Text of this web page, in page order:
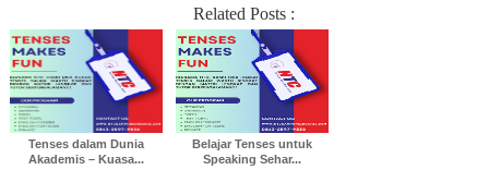
b
o
o
k
t
r
s
A
p
p
k
e
d
I
n
Related Posts :
Tenses dalam Dunia
Akademis – Kuasa...
Belajar Tenses untuk
Speaking Sehar...